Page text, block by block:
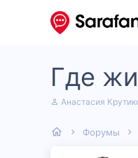
Где
А
о
Анастасия
Форумы